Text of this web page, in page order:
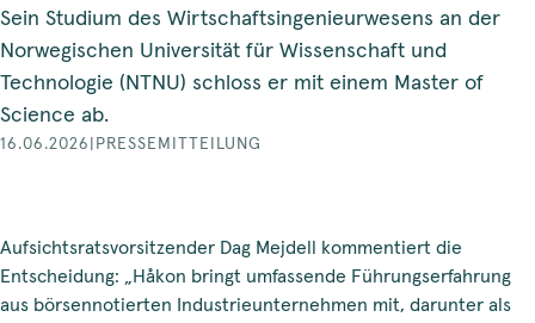
Sein Studium des Wirtschaftsingenieurwesens an der
Norwegischen Universität für Wissenschaft und
Technologie (NTNU) schloss er mit einem Master of
Science ab.
16.06.2026 PRESSEMITTEILUNG
Aufsichtsratsvorsitzender Dag Mejdell kommentiert die
Entscheidung: „Håkon bringt umfassende Führungserfahrung
aus börsennotierten Industrieunternehmen mit, darunter als